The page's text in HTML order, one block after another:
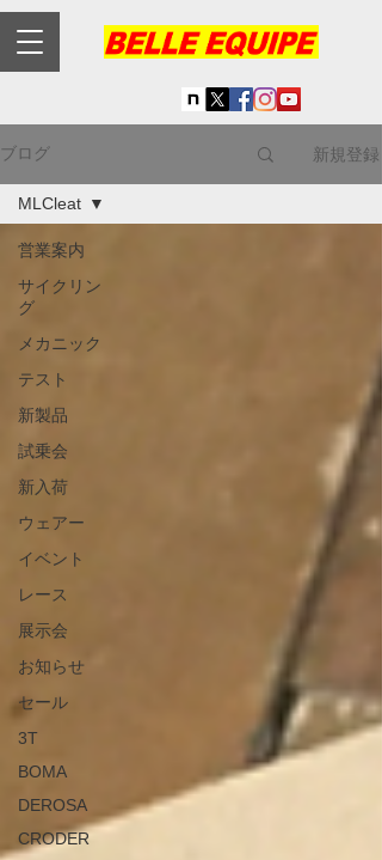
ブログ 新規登録
営業案内
サイクリン
グ
メカニック
テスト
新製品
試乗会
新入荷
ウェアー
イベント
レース
展示会
お知らせ
セール
3T
BOMA
DEROSA
CRODER
MLCleat